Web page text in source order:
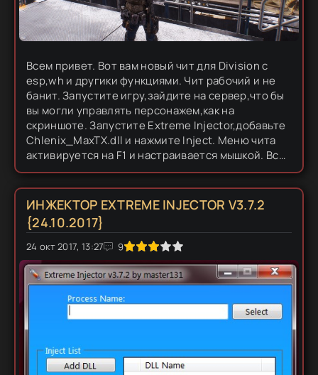
Всем привет. Вот вам новый чит для Division c
esp,wh и другики функциями. Чит рабочий и не
банит. Запустите игру,зайдите на сервер,что бы
вы могли управлять персонажем,как на
скриншоте. Запустите Extreme Injector,добавьте
Chlenix_MaxTX.dll и нажмите Inject. Меню чита
активируется на F1 и настраивается мышкой. Все
скаченные файлы должны находиться
ВМЕСТЕ,иначе настройки...
ИНЖЕКТОР EXTREME INJECTOR V3.7.2
{24.10.2017}
24 окт 2017, 13:27 9
1 2 3 4 5